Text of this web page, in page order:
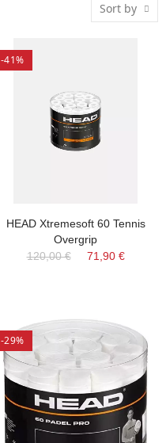
Sort by
-41%
HEAD Xtremesoft 60 Tennis
Overgrip
120,00 €
71,90 €
-29%